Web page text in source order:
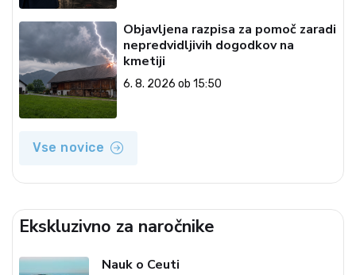
Objavljena razpisa za pomoč zaradi
nepredvidljivih dogodkov na
kmetiji
6. 8. 2026 ob 15:50
Vse novice
Ekskluzivno za naročnike
Nauk o Ceuti